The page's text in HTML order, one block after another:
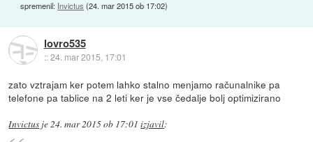
spremenil: Invictus (24. mar 2015 ob 17:02)
lovro535
::24. mar 2015, 17:01
zato vztrajam ker potem lahko stalno menjamo računalnike pa
telefone pa tablice na 2 leti ker je vse čedalje bolj optimizirano
Invictus je24. mar 2015 ob 17:01 izjavil: